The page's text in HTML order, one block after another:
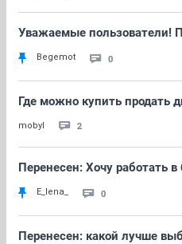
Уважаемые пользователи!
Begemot 0
Где можно купить продать
mobyl 2
Перенесен: Хочу работать в
E_lena_ 0
Перенесен: какой лучше